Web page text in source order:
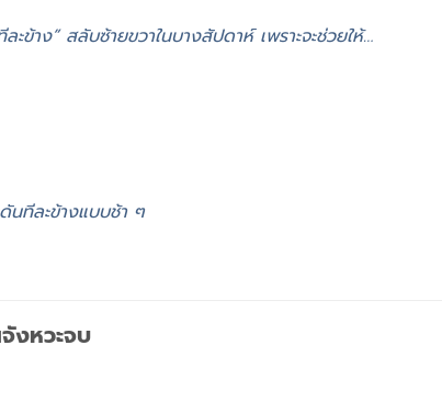
ข้าง” สลับซ้ายขวาในบางสัปดาห์ เพราะจะช่วยให้…
นทีละข้างแบบช้า ๆ
งหวะจบ